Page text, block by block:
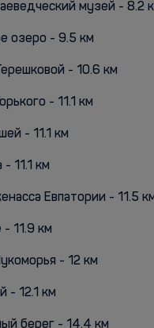
музей - 8.2
озеро - 9.5 км
- 10.6 км
- 11.1 км
- 11.1 км
- 11.1 км
Евпатории - 11.5
- 11.9 км
- 12 км
- 12.1 км
берег - 14.4 км